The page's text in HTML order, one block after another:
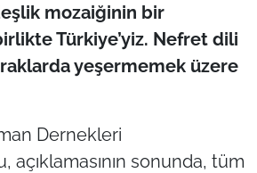
mozaiğinin bir
Türkiye’yiz. Nefret dili
yeşermemek üzere
Dernekleri
açıklamasının sonunda, tüm